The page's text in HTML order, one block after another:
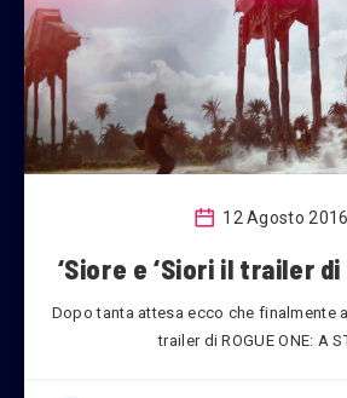
12 Agosto 2016
‘Siore e ‘Siori il trailer di
Dopo tanta attesa ecco che finalmente
trailer di ROGUE ONE: A